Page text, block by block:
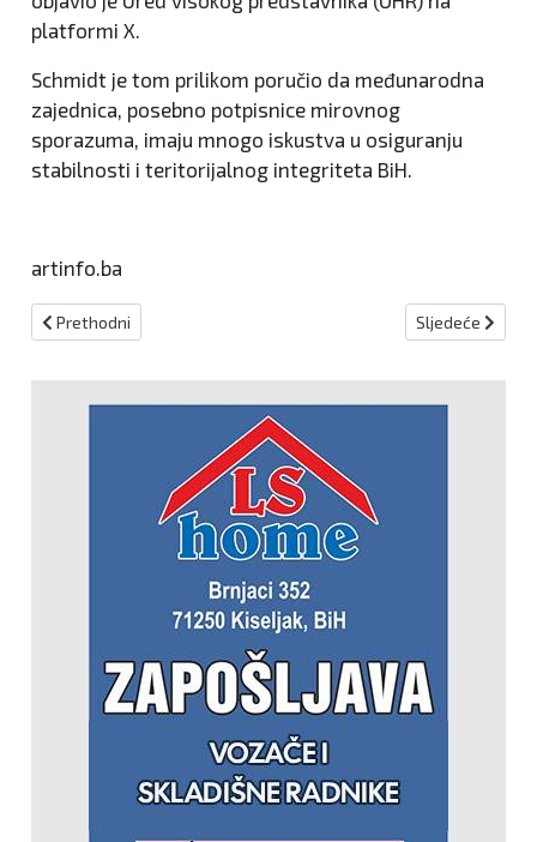
platformi X.
Schmidt je tom prilikom poručio da međunarodna
zajednica, posebno potpisnice mirovnog
sporazuma, imaju mnogo iskustva u osiguranju
stabilnosti i teritorijalnog integriteta BiH.
artinfo.ba
Prethodni članak: Čović razgovarao s hrvatskim ministrima o
Prethodni Sljedeći
Sljedeće